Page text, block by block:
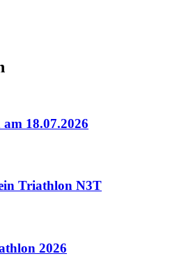
18.07.2026
Triathlon N3T
2026